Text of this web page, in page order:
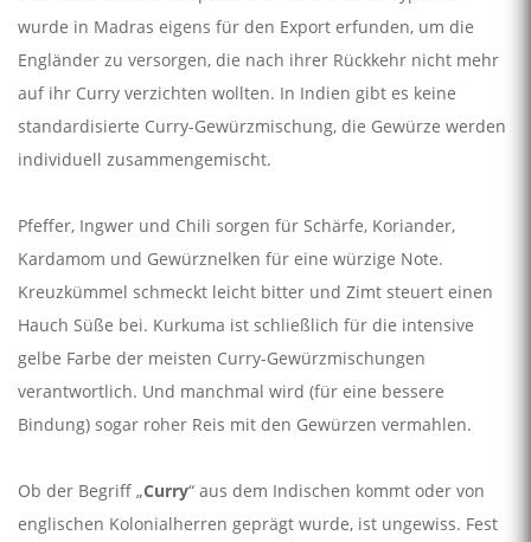
wurde in Madras eigens für den Export erfunden, um die
Engländer zu versorgen, die nach ihrer Rückkehr nicht mehr
auf ihr Curry verzichten wollten. In Indien gibt es keine
standardisierte Curry-Gewürzmischung, die Gewürze werden
individuell zusammengemischt.
Pfeffer, Ingwer und Chili sorgen für Schärfe, Koriander,
Kardamom und Gewürznelken für eine würzige Note.
Kreuzkümmel schmeckt leicht bitter und Zimt steuert einen
Hauch Süße bei. Kurkuma ist schließlich für die intensive
gelbe Farbe der meisten Curry-Gewürzmischungen
verantwortlich. Und manchmal wird (für eine bessere
Bindung) sogar roher Reis mit den Gewürzen vermahlen.
Ob der Begriff „Curry“ aus dem Indischen kommt oder von
englischen Kolonialherren geprägt wurde, ist ungewiss. Fest